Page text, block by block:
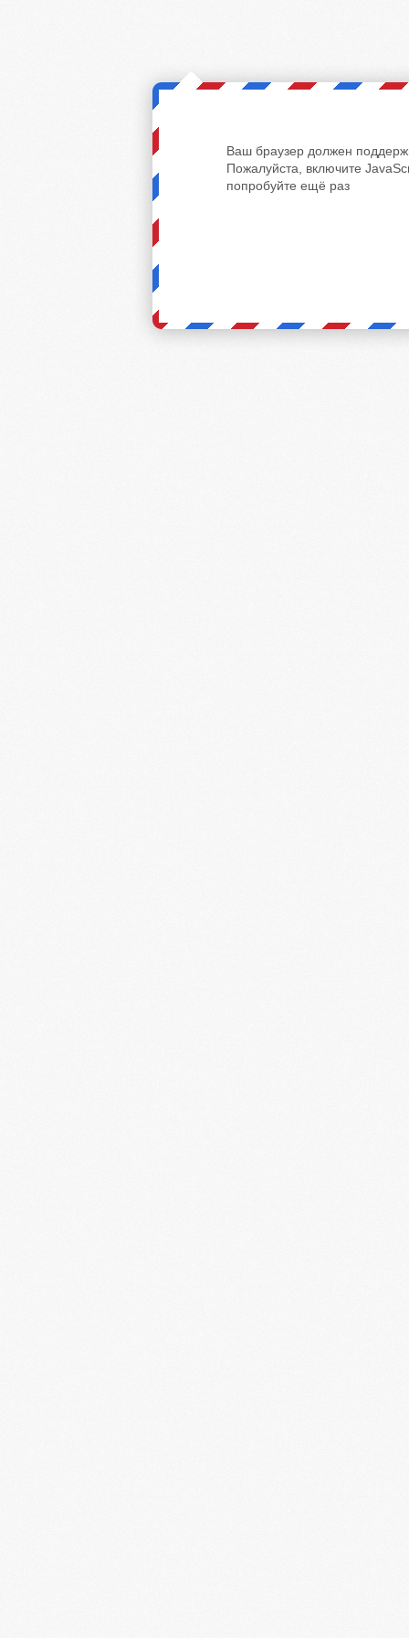
Ваш браузер должен
Пожалуйста, включите
попробуйте ещё раз